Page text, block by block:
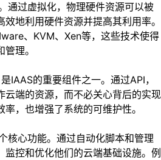
通过虚拟化，物理硬件资源可以被
地利用硬件资源并提高其利用率。
、KVM、Xen等，这些技术使得
理。
IAAS的重要组件之一。通过API，
云端的资源，而不必关心背后的实现
，也增强了系统的可维护性。
核心功能。通过自动化脚本和管理
控和优化他们的云端基础设施。例